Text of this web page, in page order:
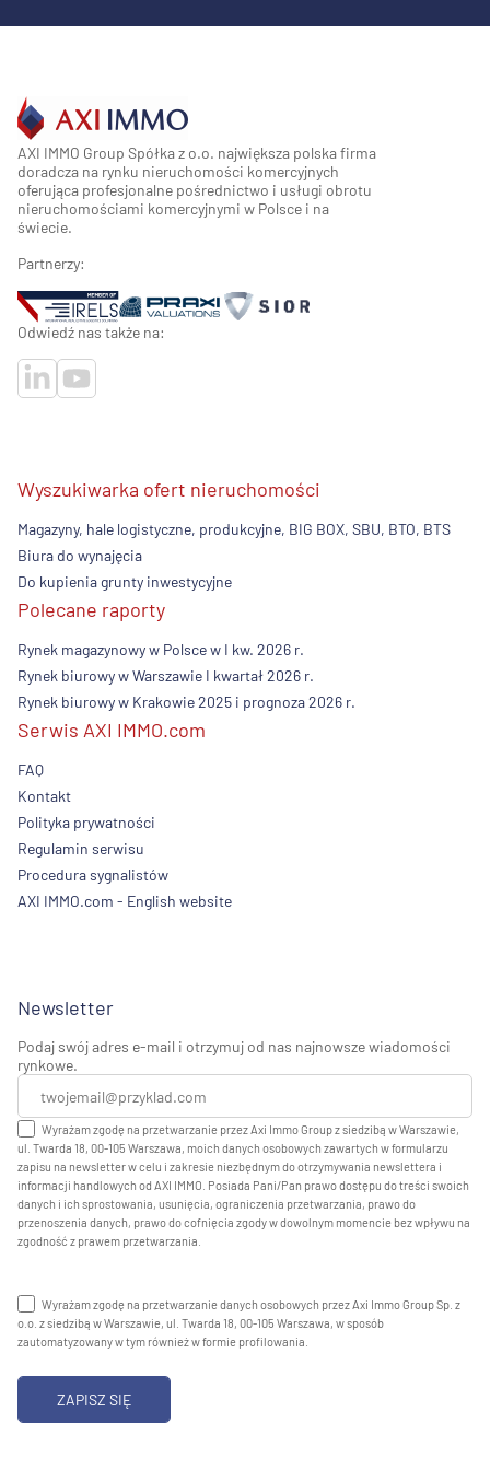
AXI IMMO Group Spółka z o.o. największa polska firma
doradcza na rynku nieruchomości komercyjnych
oferująca profesjonalne pośrednictwo i usługi obrotu
nieruchomościami komercyjnymi w Polsce i na
świecie.
Partnerzy:
Odwiedź nas także na:
Wyszukiwarka ofert nieruchomości
Magazyny, hale logistyczne, produkcyjne, BIG BOX, SBU, BTO, BTS
Biura do wynajęcia
Do kupienia grunty inwestycyjne
Polecane raporty
Rynek magazynowy w Polsce w I kw. 2026 r.
Rynek biurowy w Warszawie I kwartał 2026 r.
Rynek biurowy w Krakowie 2025 i prognoza 2026 r.
Serwis AXI IMMO.com
FAQ
Kontakt
Polityka prywatności
Regulamin serwisu
Procedura sygnalistów
AXI IMMO.com - English website
Newsletter
Podaj swój adres e-mail i otrzymuj od nas najnowsze wiadomości
rynkowe.
Wyrażam zgodę na przetwarzanie przez Axi Immo Group z siedzibą w Warszawie,
ul. Twarda 18, 00-105 Warszawa, moich danych osobowych zawartych w formularzu
zapisu na newsletter w celu i zakresie niezbędnym do otrzymywania newslettera i
informacji handlowych od AXI IMMO. Posiada Pani/Pan prawo dostępu do treści swoich
danych i ich sprostowania, usunięcia, ograniczenia przetwarzania, prawo do
przenoszenia danych, prawo do cofnięcia zgody w dowolnym momencie bez wpływu na
zgodność z prawem przetwarzania.
Wyrażam zgodę na przetwarzanie danych osobowych przez Axi Immo Group Sp. z
o.o. z siedzibą w Warszawie, ul. Twarda 18, 00-105 Warszawa, w sposób
zautomatyzowany w tym również w formie profilowania.